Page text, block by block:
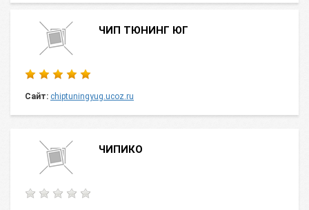
ЧИП ТЮНИНГ ЮГ
Сайт: chiptuningyug.ucoz.ru
ЧИПИКО